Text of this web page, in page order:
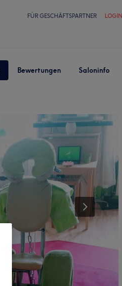
FÜR GESCHÄFTSPARTNER LOGIN
Bewertungen Saloninfo